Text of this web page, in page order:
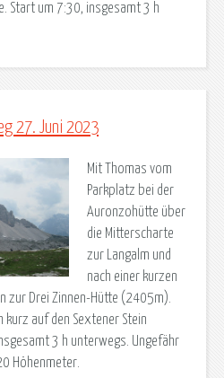
Start um 7:30, insgesamt 3 h
27. Juni 2023
Mit Thomas vom
Parkplatz bei der
Auronzohütte über
die Mitterscharte
zur Langalm und
nach einer kurzen
zur Drei Zinnen-Hütte (2405m).
kurz auf den Sextener Stein
3 h unterwegs. Ungefähr
Höhenmeter.